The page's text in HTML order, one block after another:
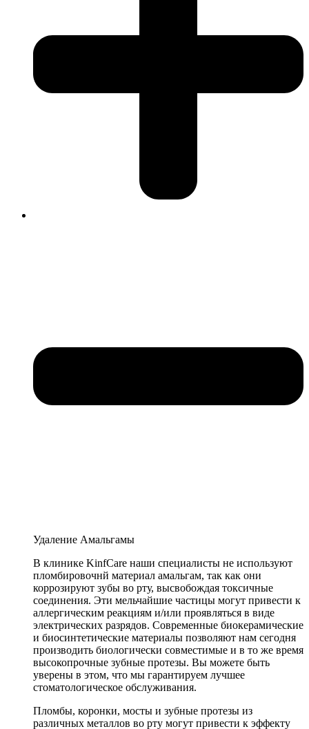
Удаление Амальгамы
В клинике KinfCare наши специалисты не используют
пломбировочнй материал амальгам, так как они
коррозируют зубы во рту, высвобождая токсичные
соединения. Эти мельчайшие частицы могут привести к
аллергическим реакциям и/или проявляться в виде
электрических разрядов. Современные биокерамические
и биосинтетические материалы позволяют нам сегодня
производить биологически совместимые и в то же время
высокопрочные зубные протезы. Вы можете быть
уверены в этом, что мы гарантируем лучшее
стоматологическое обслуживания.
Пломбы, коронки, мосты и зубные протезы из
различных металлов во рту могут привести к эффекту